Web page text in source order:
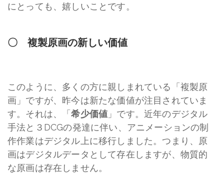
にとっても、嬉しいことです。
〇 複製原画の新しい価値
このように、多くの方に親しまれている「複製原
画」ですが、昨今は新たな価値が注目されていま
す。それは、「希少価値 」です。近年のデジタル
手法と３DCGの発達に伴い、アニメーションの制
作作業はデジタル上に移行しました。つまり、原
画はデジタルデータとして存在しますが、物質的
な原画は存在しません。